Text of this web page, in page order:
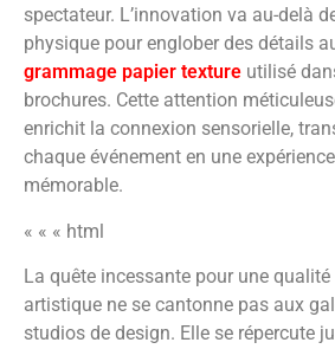
spectateur. L’innovation va au-delà
physique pour englober des détails
grammage papier texture utilisé
brochures. Cette attention
enrichit la connexion sensorielle,
chaque événement en une
mémorable.
« « « html
La quête incessante pour une
artistique ne se cantonne pas aux
studios de design. Elle se répercute